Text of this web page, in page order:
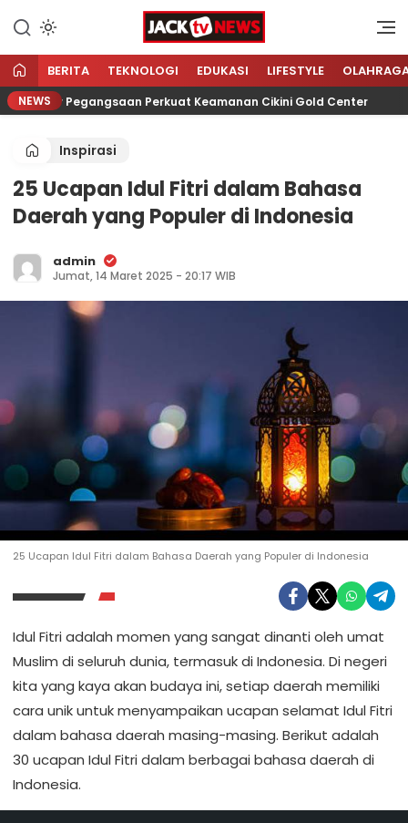
konten
Jacktvnews.com
Sumber Referensi Terpercaya
BERITA TEKNOLOGI EDUKASI LIFESTYLE
NEWS
Pegangsaan Perkuat Keamanan Cikini Gold Center
Inspirasi
25 Ucapan Idul Fitri dalam Bahasa
Daerah yang Populer di Indonesia
admin
Jumat, 14 Maret 2025 - 20:17 WIB
25 Ucapan Idul Fitri dalam Bahasa Daerah yang Populer di Indonesia
Idul Fitri adalah momen yang sangat dinanti oleh umat
Muslim di seluruh dunia, termasuk di Indonesia. Di negeri
kita yang kaya akan budaya ini, setiap daerah memiliki
cara unik untuk menyampaikan ucapan selamat Idul Fitri
dalam bahasa daerah masing-masing. Berikut adalah
30 ucapan Idul Fitri dalam berbagai bahasa daerah di
Indonesia.